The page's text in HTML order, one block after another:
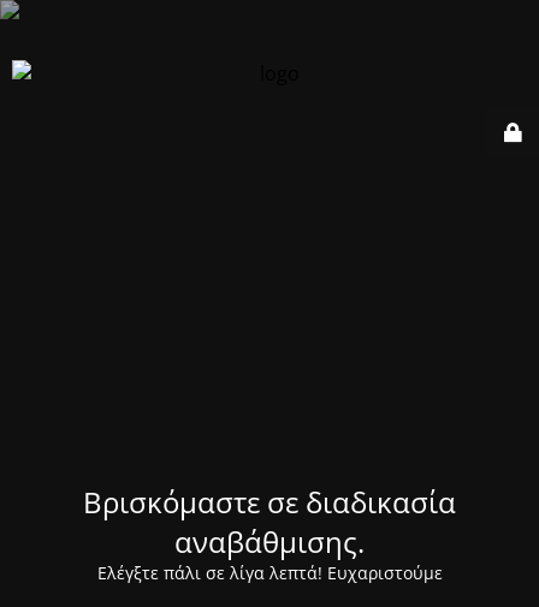
Βρισκόμαστε σε διαδικασία
αναβάθμισης.
Ελέγξτε πάλι σε λίγα λεπτά! Ευχαριστούμε